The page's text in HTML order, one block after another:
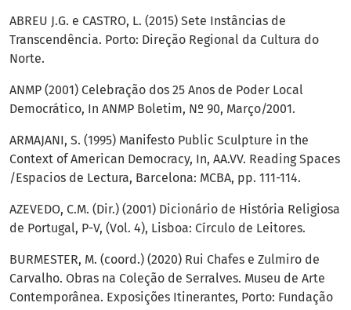
ABREU J.G. e CASTRO, L. (2015) Sete Instâncias de
Transcendência. Porto: Direção Regional da Cultura do
Norte.
ANMP (2001) Celebração dos 25 Anos de Poder Local
Democrático, In ANMP Boletim, Nº 90, Março/2001.
ARMAJANI, S. (1995) Manifesto Public Sculpture in the
Context of American Democracy, In, AA.VV. Reading Spaces
/Espacios de Lectura, Barcelona: MCBA, pp. 111-114.
AZEVEDO, C.M. (Dir.) (2001) Dicionário de História Religiosa
de Portugal, P-V, (Vol. 4), Lisboa: Círculo de Leitores.
BURMESTER, M. (coord.) (2020) Rui Chafes e Zulmiro de
Carvalho. Obras na Coleção de Serralves. Museu de Arte
Contemporânea. Exposições Itinerantes, Porto: Fundação